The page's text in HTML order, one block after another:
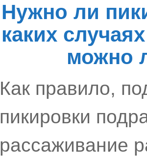
Нужно ли
каких
можно
Как правило,
пикировки
рассаживание